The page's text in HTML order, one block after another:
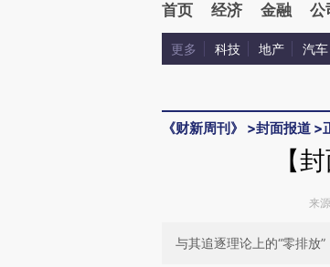
首页 经济 金融 公
更多 科技 地产 汽车
《财新周刊》 >封面报道 >
【
来
与其追逐理论上的“零排放